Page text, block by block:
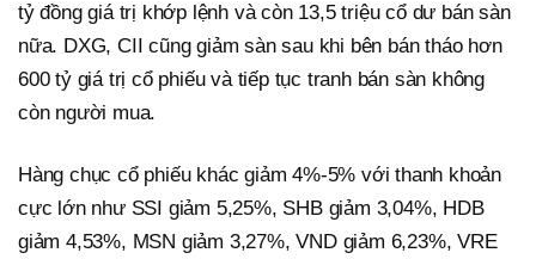
tỷ đồng giá trị khớp lệnh và còn 13,5 triệu cổ dư bán sàn
nữa. DXG, CII cũng giảm sàn sau khi bên bán tháo hơn
600 tỷ giá trị cổ phiếu và tiếp tục tranh bán sàn không
còn người mua.
Hàng chục cổ phiếu khác giảm 4%-5% với thanh khoản
cực lớn như SSI giảm 5,25%, SHB giảm 3,04%, HDB
giảm 4,53%, MSN giảm 3,27%, VND giảm 6,23%, VRE